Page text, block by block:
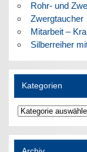
Rohr- und
Zwergtaucher
Mitarbeit –
Silberreiher
Kategorien
Kategorien